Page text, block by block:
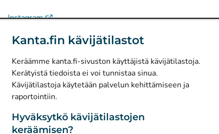
Kanta.fin kävijätilastot
Keräämme kanta.fi-sivuston käyttäjistä kävijätilastoja.
Kerätyistä tiedoista ei voi tunnistaa sinua.
Kävijätilastoja käytetään palvelun kehittämiseen ja
raportointiin.
Hyväksytkö kävijätilastojen
keräämisen?
Instagram(Avautuu uuteen välilehteen)
Facebook(Avautuu uuteen välilehteen)
© Kanta-Palvelut, Kansaneläkelaitos
Tietosuoja
Tietoa sivustosta
Saavutettavuus